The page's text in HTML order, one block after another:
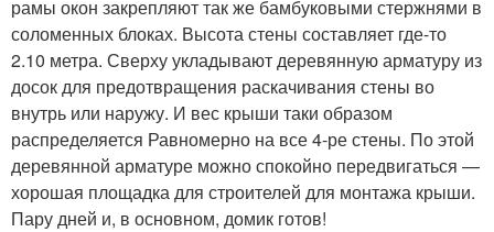
рамы окон закрепляют так же бамбуковыми стержнями в
соломенных блоках. Высота стены составляет где-то
2.10 метра. Сверху укладывают деревянную арматуру из
досок для предотвращения раскачивания стены во
внутрь или наружу. И вес крыши таки образом
распределяется Равномерно на все 4-ре стены. По этой
деревянной арматуре можно спокойно передвигаться —
хорошая площадка для строителей для монтажа крыши.
Пару дней и, в основном, домик готов!